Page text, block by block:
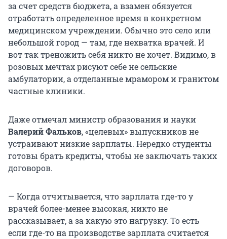
за счет средств бюджета, а взамен обязуется
отработать определенное время в конкретном
медицинском учреждении. Обычно это село или
небольшой город — там, где нехватка врачей. И
вот так треножить себя никто не хочет. Видимо, в
розовых мечтах рисуют себе не сельские
амбулатории, а отделанные мрамором и гранитом
частные клиники.
Даже отмечал министр образования и науки
Валерий Фальков, «целевых» выпускников не
устраивают низкие зарплаты. Нередко студенты
готовы брать кредиты, чтобы не заключать таких
договоров.
— Когда отчитывается, что зарплата где-то у
врачей более-менее высокая, никто не
рассказывает, а за какую это нагрузку. То есть
если где-то на производстве зарплата считается